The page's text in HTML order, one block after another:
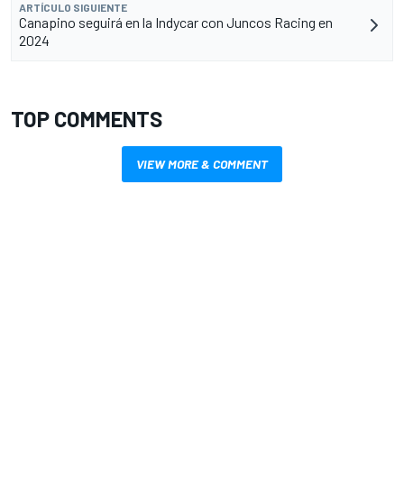
ARTÍCULO SIGUIENTE
Canapino seguirá en la Indycar con Juncos Racing en
2024
TOP COMMENTS
VIEW MORE & COMMENT